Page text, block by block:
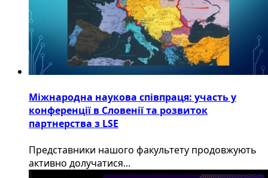
Міжнародна наукова співпраця: участь у
конференції в Словенії та розвиток
партнерства з LSE
​Представники нашого факультету продовжують
активно долучатися...